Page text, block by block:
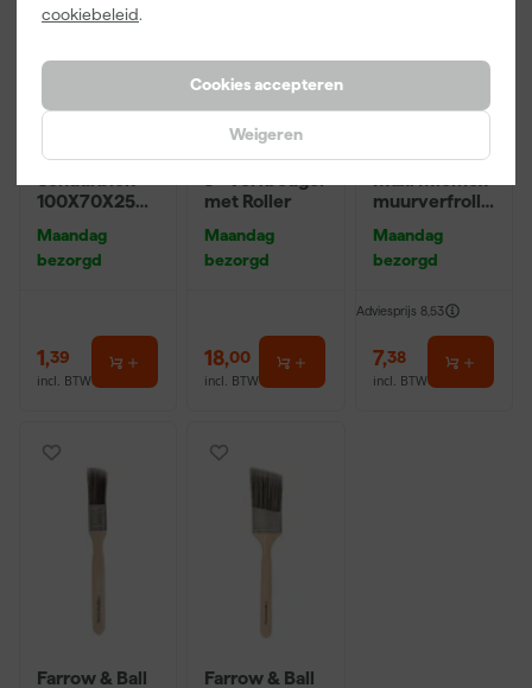
cookiebeleid.
Cookies accepteren
Weigeren
Klingspor
Schuurblok
100X70X25m
P220
Maandag
bezorgd
1,39
incl. BTW
Farrow & Ball
9" Verfbeugel
met Roller
Maandag
bezorgd
18,00
incl. BTW
Anza PRO
Maxi Micmex
muurverfrolle
Maandag
bezorgd
Adviesprijs 8,53
7,38
incl. BTW
Farrow & Ball Farrow & Ball